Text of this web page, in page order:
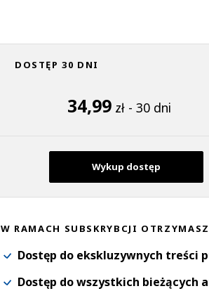
DOSTĘP 30 DNI
34,99 zł - 30 dni
Wykup dostęp
W RAMACH SUBSKRYBCJI
Dostęp do ekskluzywnych treści
Dostęp do wszystkich bieżących